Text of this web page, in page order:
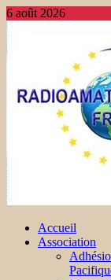
6 août 2026
Accueil
Association